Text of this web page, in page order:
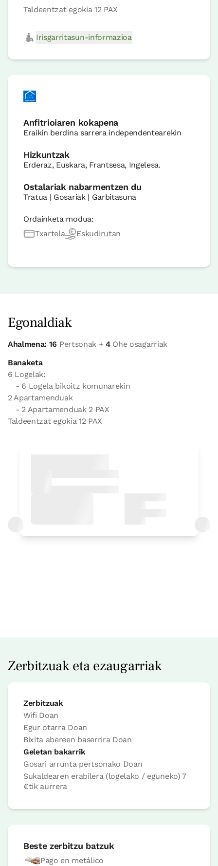
Taldeentzat egokia 12 PAX
Irisgarritasun-informazioa
Anfitrioiaren kokapena
Eraikin berdina sarrera independentearekin
Hizkuntzak
Erderaz, Euskara, Frantsesa, Ingelesa.
Ostalariak nabarmentzen du
Tratua | Gosariak | Garbitasuna
Ordainketa modua:
Txartela
Eskudirutan
Egonaldiak
Ahalmena: 16 Pertsonak +4Ohe osagarriak
Banaketa
6 Logelak:
- 6 Logela bikoitz komunarekin
2 Apartamenduak
- 2 Apartamenduak 2 PAX
Taldeentzat egokia 12 PAX
Logela
Logela - ohe bikoitza
Bainua: Dutxako bainugela osoa
Zerbitzuak eta ezaugarriak
Zerbitzuak
Wifi Doan
Egur otarra Doan
Bixita abereen baserrira Doan
Geletan bakarrik
Gosari arrunta pertsonako Doan
Sukaldearen erabilera (logelako / eguneko)7
€tik aurrera
Beste zerbitzu batzuk
Pago en metálico